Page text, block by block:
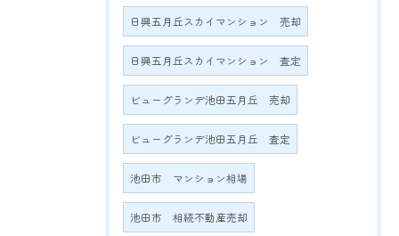
日興五月丘スカイマンション 売却
日興五月丘スカイマンション 査定
ビューグランデ池田五月丘 売却
ビューグランデ池田五月丘 査定
池田市 マンション相場
池田市 相続不動産売却